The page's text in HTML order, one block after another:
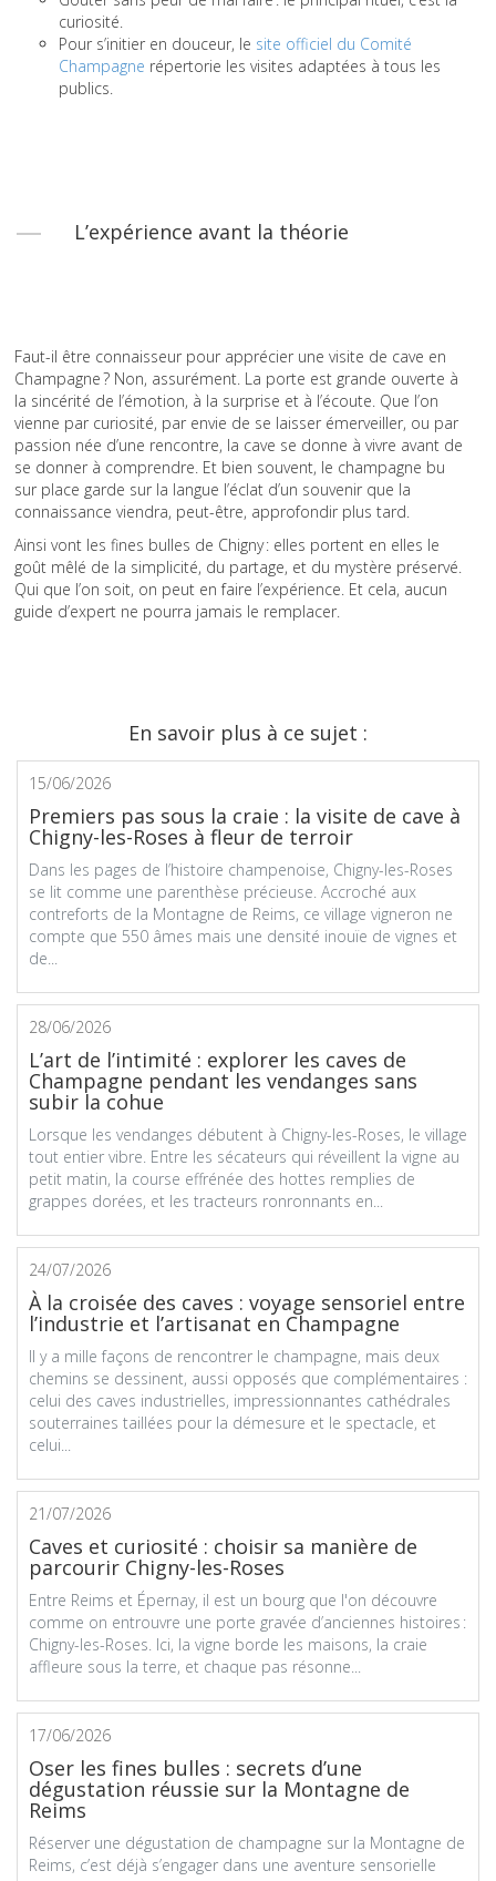
curiosité.
Pour s’initier en douceur, le site officiel du Comité
Champagne répertorie les visites adaptées à tous les
publics.
L’expérience avant la théorie
Faut-il être connaisseur pour apprécier une visite de cave en
Champagne ? Non, assurément. La porte est grande ouverte à
la sincérité de l’émotion, à la surprise et à l’écoute. Que l’on
vienne par curiosité, par envie de se laisser émerveiller, ou par
passion née d’une rencontre, la cave se donne à vivre avant de
se donner à comprendre. Et bien souvent, le champagne bu
sur place garde sur la langue l’éclat d’un souvenir que la
connaissance viendra, peut-être, approfondir plus tard.
Ainsi vont les fines bulles de Chigny : elles portent en elles le
goût mêlé de la simplicité, du partage, et du mystère préservé.
Qui que l’on soit, on peut en faire l’expérience. Et cela, aucun
guide d’expert ne pourra jamais le remplacer.
En savoir plus à ce sujet :
15/06/2026
Premiers pas sous la craie : la visite de cave à
Chigny-les-Roses à fleur de terroir
Dans les pages de l’histoire champenoise, Chigny-les-Roses
se lit comme une parenthèse précieuse. Accroché aux
contreforts de la Montagne de Reims, ce village vigneron ne
compte que 550 âmes mais une densité inouïe de vignes et
de...
28/06/2026
L’art de l’intimité : explorer les caves de
Champagne pendant les vendanges sans
subir la cohue
Lorsque les vendanges débutent à Chigny-les-Roses, le village
tout entier vibre. Entre les sécateurs qui réveillent la vigne au
petit matin, la course effrénée des hottes remplies de
grappes dorées, et les tracteurs ronronnants en...
24/07/2026
À la croisée des caves : voyage sensoriel entre
l’industrie et l’artisanat en Champagne
Il y a mille façons de rencontrer le champagne, mais deux
chemins se dessinent, aussi opposés que complémentaires :
celui des caves industrielles, impressionnantes cathédrales
souterraines taillées pour la démesure et le spectacle, et
celui...
21/07/2026
Caves et curiosité : choisir sa manière de
parcourir Chigny-les-Roses
Entre Reims et Épernay, il est un bourg que l'on découvre
comme on entrouvre une porte gravée d’anciennes histoires :
Chigny-les-Roses. Ici, la vigne borde les maisons, la craie
affleure sous la terre, et chaque pas résonne...
17/06/2026
Oser les fines bulles : secrets d’une
dégustation réussie sur la Montagne de
Reims
Réserver une dégustation de champagne sur la Montagne de
Reims, c’est déjà s’engager dans une aventure sensorielle